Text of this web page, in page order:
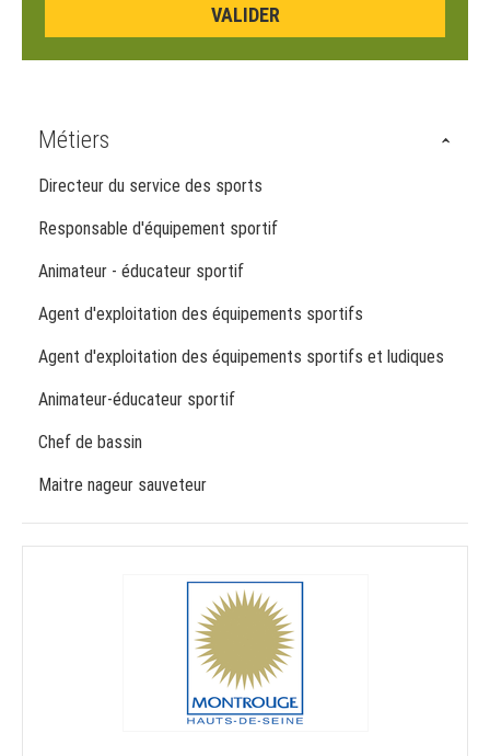
Métiers
Directeur du service des sports
Responsable d'équipement sportif
Animateur - éducateur sportif
Agent d'exploitation des équipements sportifs
Agent d'exploitation des équipements sportifs et ludiques
Animateur-éducateur sportif
Chef de bassin
Maitre nageur sauveteur